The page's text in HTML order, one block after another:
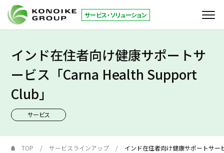
サービス・ソリューション
サービス
KONOIKEジャーナル
倉庫拠点
インド在住者向け健康サポートサ
ービス「Carna Health Support
Club」
サービス
TOP サービスラインアップ インド在住者向け健康サポートサ